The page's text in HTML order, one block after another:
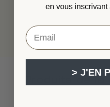
Produits de la
en vous inscrivant
VOTRE EMAIL ...
> J'EN